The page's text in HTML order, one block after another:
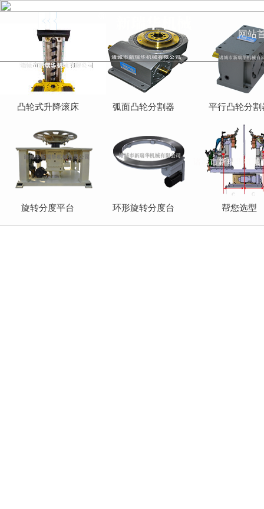
网站
凸轮式升降滚床 弧面凸轮分割器 平行凸轮分割
旋转分度平台 环形旋转分度台 帮您选型